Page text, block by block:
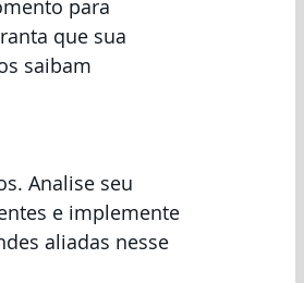
para
que sua
saibam
e implemente
aliadas nesse